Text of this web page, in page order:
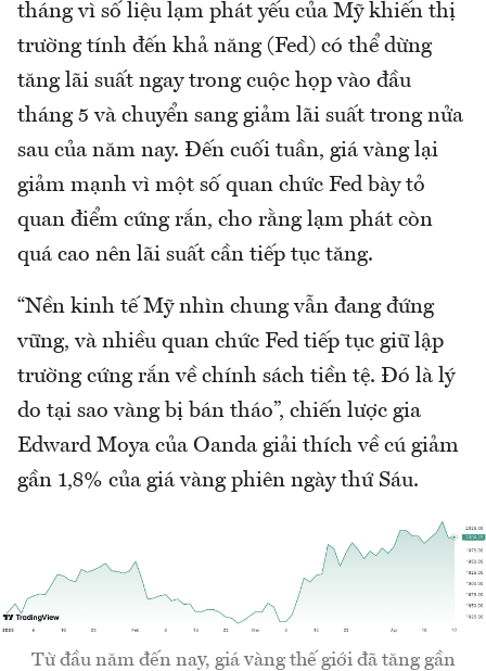
tháng vì số liệu lạm phát yếu của Mỹ khiến thị
trường tính đến khả năng (Fed) có thể dừng
tăng lãi suất ngay trong cuộc họp vào đầu
tháng 5 và chuyển sang giảm lãi suất trong nửa
sau của năm nay. Đến cuối tuần, giá vàng lại
giảm mạnh vì một số quan chức Fed bày tỏ
quan điểm cứng rắn, cho rằng lạm phát còn
quá cao nên lãi suất cần tiếp tục tăng.
“Nền kinh tế Mỹ nhìn chung vẫn đang đứng
vững, và nhiều quan chức Fed tiếp tục giữ lập
trường cứng rắn về chính sách tiền tệ. Đó là lý
do tại sao vàng bị bán tháo”, chiến lược gia
Edward Moya của Oanda giải thích về cú giảm
gần 1,8% của giá vàng phiên ngày thứ Sáu.
Từ đầu năm đến nay, giá vàng thế giới đã tăng gần